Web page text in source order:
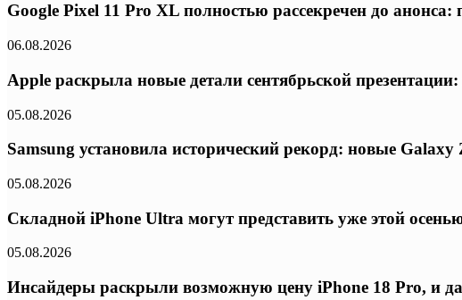
Google Pixel 11 Pro XL полностью рассекречен до
06.08.2026
Apple раскрыла новые детали сентябрьской
05.08.2026
Samsung установила исторический рекорд: новые
05.08.2026
Складной iPhone Ultra могут представить уже этой
05.08.2026
Инсайдеры раскрыли возможную цену iPhone 18 Pro, и